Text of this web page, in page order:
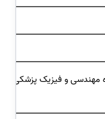
و فیزیک پزشکی 23872566